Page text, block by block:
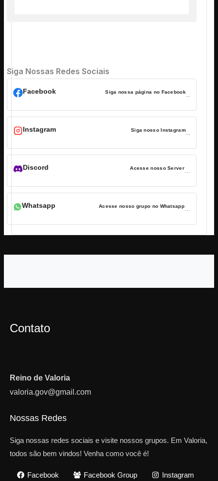
Siga Nossas Redes Sociais
Facebook Siga nossa página no Facebook...
Instagram Siga nosso Instagram...
Discord Acesse nosso Server...
Whatsapp Acesse nosso grupo no Whatsapp...
Contato
Reino de Valoria
valoria.gov@gmail.com
Nossas Redes
Siga nossas redes sociais e visite nossos grupos. Em Valoria,
todos são bem vindos! Venha como você é!
Facebook Facebook Group Instagram